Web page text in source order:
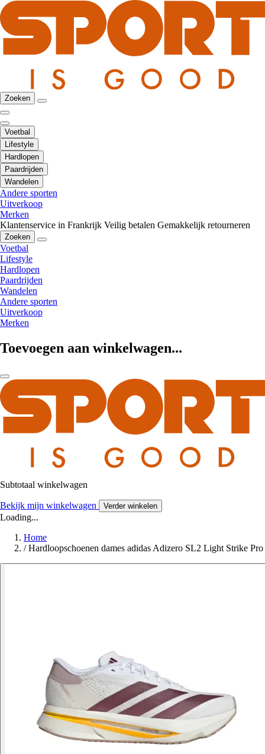
Zoeken
Voetbal
Lifestyle
Hardlopen
Paardrijden
Wandelen
Andere sporten
Uitverkoop
Merken
Klantenservice in Frankrijk Veilig betalen Gemakkelijk retourneren
Zoeken
Voetbal
Lifestyle
Hardlopen
Paardrijden
Wandelen
Andere sporten
Uitverkoop
Merken
Toevoegen aan winkelwagen...
Subtotaal winkelwagen
Bekijk mijn winkelwagen Verder winkelen
Loading...
Home
/ Hardloopschoenen dames adidas Adizero SL2 Light Strike Pro